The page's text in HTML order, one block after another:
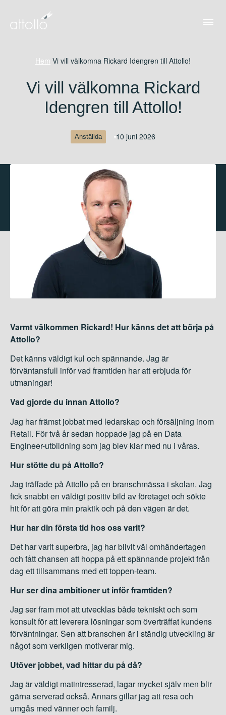
Hem Vi vill välkomna Rickard Idengren till Attollo!
Vi vill välkomna Rickard
Idengren till Attollo!
Anställda 10 juni 2026
Varmt välkommen Rickard! Hur känns det att börja på
Attollo?
Det känns väldigt kul och spännande. Jag är
förväntansfull inför vad framtiden har att erbjuda för
utmaningar!
Vad gjorde du innan Attollo?
Jag har främst jobbat med ledarskap och försäljning inom
Retail. För två år sedan hoppade jag på en Data
Engineer-utbildning som jag blev klar med nu i våras.
Hur stötte du på Attollo?
Jag träffade på Attollo på en branschmässa i skolan. Jag
fick snabbt en väldigt positiv bild av företaget och sökte
hit för att göra min praktik och på den vägen är det.
Hur har din första tid hos oss varit?
Det har varit superbra, jag har blivit väl omhändertagen
och fått chansen att hoppa på ett spännande projekt från
dag ett tillsammans med ett toppen-team.
Hur ser dina ambitioner ut inför framtiden?
Jag ser fram mot att utvecklas både tekniskt och som
konsult för att leverera lösningar som överträffat kundens
förväntningar. Sen att branschen är i ständig utveckling är
något som verkligen motiverar mig.
Utöver jobbet, vad hittar du på då?
Jag är väldigt matintresserad, lagar mycket själv men blir
gärna serverad också. Annars gillar jag att resa och
umgås med vänner och familj.